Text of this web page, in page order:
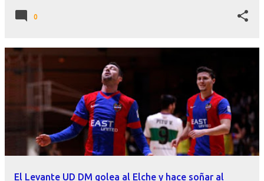
0
El Levante UD DM golea al Elche y hace soñar al